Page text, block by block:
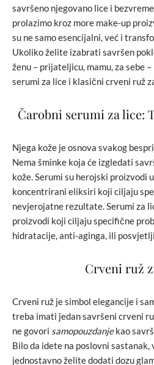
savršeno njegovano lice i
prolazimo kroz more make-up
su ne samo esencijalni, već i
Ukoliko želite izabrati savršen
ženu – prijateljicu, mamu, za sebe
serumi za lice i klasični crveni ruž
Čarobni serumi za lice:
Njega kože je osnova svakog
Nema šminke koja će izgledati
kože. Serumi su herojski proizvodi
koncentrirani eliksiri koji ciljaju
nevjerojatne rezultate. Serumi za
proizvodi koji ciljaju specifične
hidratacije, anti-aginga, ili
Crveni ruž
Crveni ruž je simbol elegancije i
treba imati jedan savršeni crveni
ne govori samopouzdanjekao
Bilo da idete na poslovni
jednostavno želite dodati dozu